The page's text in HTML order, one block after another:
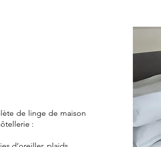
de linge de maison
: